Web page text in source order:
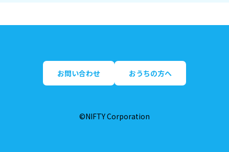
お問い合わせ おうちの方へ
©NIFTY Corporation